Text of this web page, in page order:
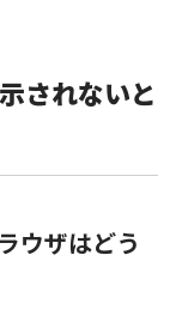
されないと
ウザはどう